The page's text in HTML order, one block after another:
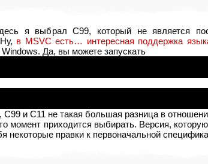
я выбрал C99, который не является
в MSVC есть… интересная поддержка
Да, вы можете запускать
и C11 не такая большая разница в
момент приходится выбирать. Версия,
некоторые правки к первоначальной